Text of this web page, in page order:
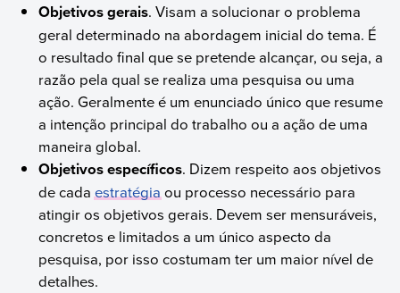
Objetivos gerais. Visam a solucionar o problema
geral determinado na abordagem inicial do tema. É
o resultado final que se pretende alcançar, ou seja, a
razão pela qual se realiza uma pesquisa ou uma
ação. Geralmente é um enunciado único que resume
a intenção principal do trabalho ou a ação de uma
maneira global.
Objetivos específicos. Dizem respeito aos objetivos
de cadaestratégiaou processo necessário para
atingir os objetivos gerais. Devem ser mensuráveis,
concretos e limitados a um único aspecto da
pesquisa, por isso costumam ter um maior nível de
detalhes.